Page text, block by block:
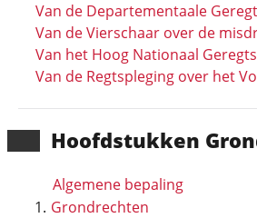
Hoofd­stukken
Algemene bepaling
Grondrechten
Van de Departementaale
Van de Vierschaar over de
Van het Hoog Nationaal
Van de Regtspleging over het